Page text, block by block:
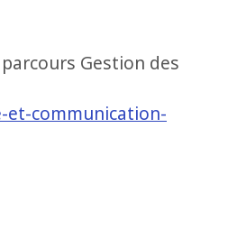
Gestion des
communication-